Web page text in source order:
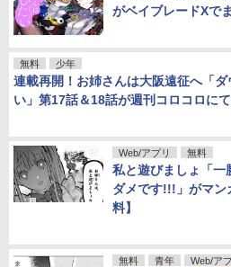
がベイブレードXで
無料 少年
連載再開！お姉さんは大阪遠征へ「
い」第17話＆18話が週刊コロコロにて
Web/アプリ 無料
私と遊びましょ「一
ダメです!!!」がマン
料】
無料 青年 Web/ア